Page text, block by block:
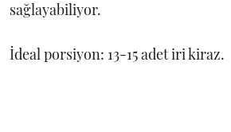
sağlayabiliyor.
İdeal porsiyon: 13-15 adet iri kiraz.